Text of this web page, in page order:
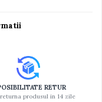
RETUR
produsul in 14 zile